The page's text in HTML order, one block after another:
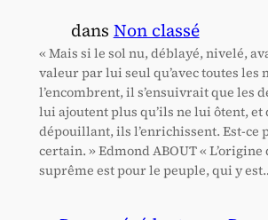
dans Non classé
« Mais si le sol nu, déblayé, nivelé,
valeur par lui seul qu’avec toutes les
l’encombrent, il s’ensuivrait que les
lui ajoutent plus qu’ils ne lui ôtent, et
dépouillant, ils l’enrichissent. Est-ce
certain. » Edmond ABOUT «
suprême est pour le peuple, qui y